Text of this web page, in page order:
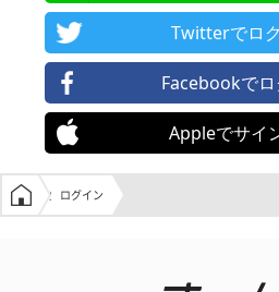
Twitterでロ
Facebookで
Appleでサイ
学生の窓口トップ
ログイン